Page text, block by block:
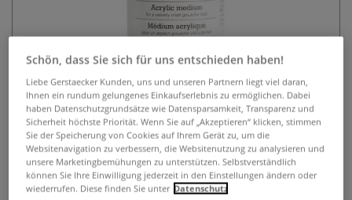
Schmincke Acryl Medium 567
0 Bewertungen
Schön, dass Sie sich für uns entschieden haben!
Liebe Gerstaecker Kunden, uns und unseren Partnern liegt viel daran,
Ihnen ein rundum gelungenes Einkaufserlebnis zu ermöglichen. Dabei
haben Datenschutzgrundsätze wie Datensparsamkeit, Transparenz und
Sicherheit höchste Priorität. Wenn Sie auf „Akzeptieren“ klicken, stimmen
Sie der Speicherung von Cookies auf Ihrem Gerät zu, um die
Websitenavigation zu verbessern, die Websitenutzung zu analysieren und
unsere Marketingbemühungen zu unterstützen. Selbstverständlich
können Sie Ihre Einwilligung jederzeit in den Einstellungen ändern oder
wiederrufen. Diese finden Sie unter Datenschutz